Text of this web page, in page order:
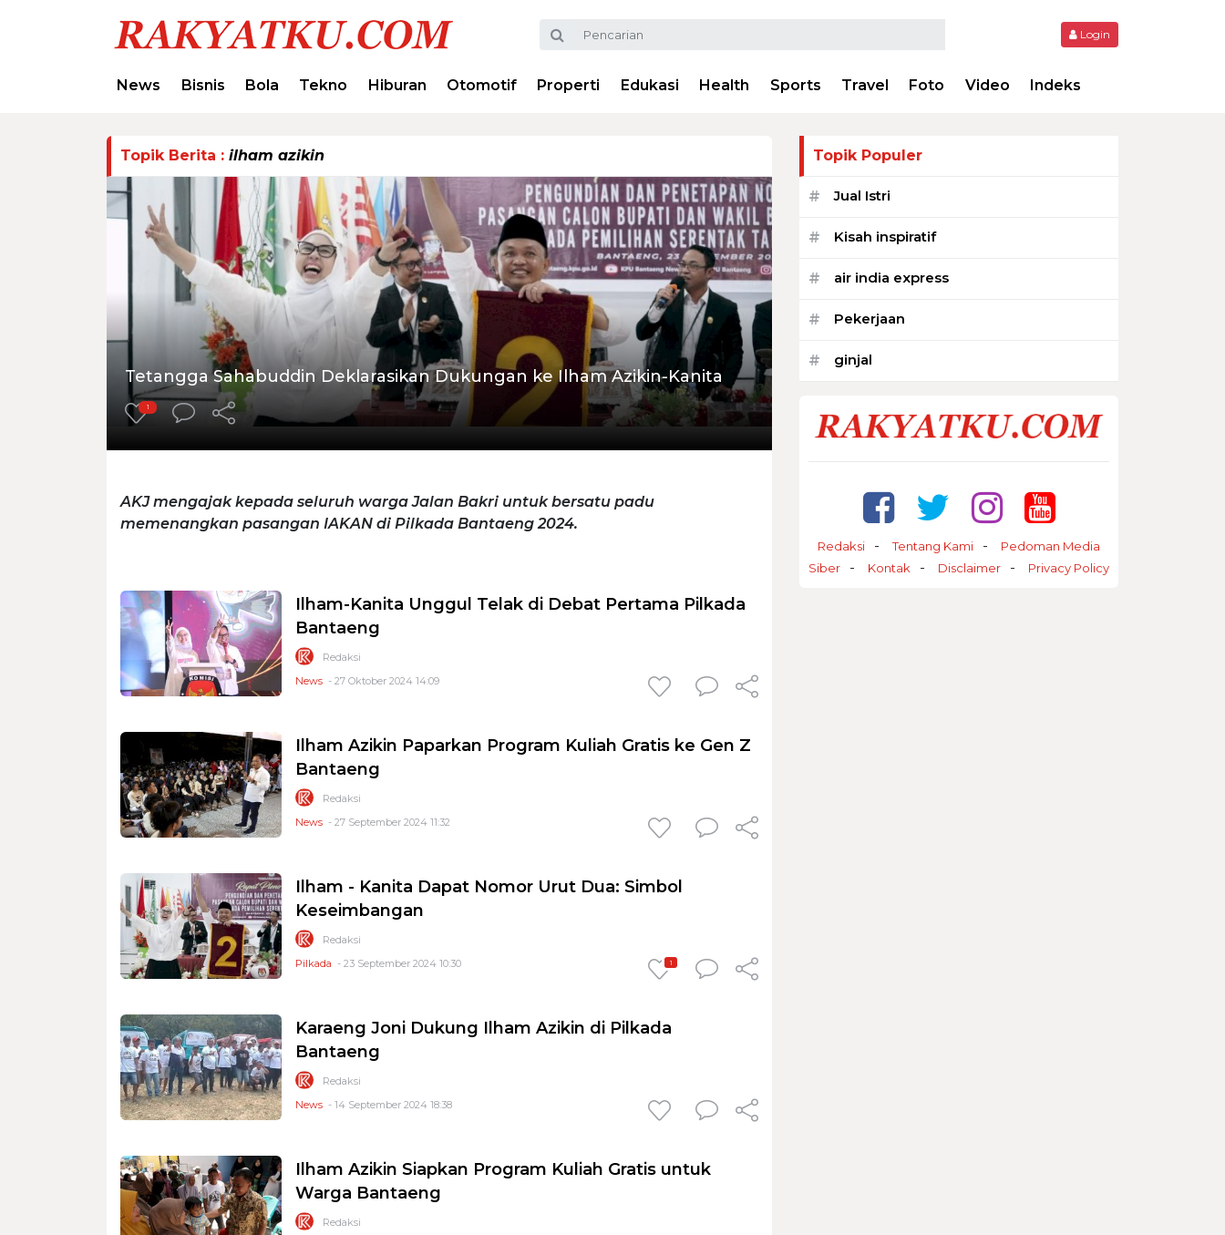
Login
News Bisnis Bola Tekno Hiburan Otomotif Properti Edukasi Health Sports Travel Foto Video Indeks
Topik Berita : ilham azikin
Tetangga Sahabuddin Deklarasikan Dukungan ke Ilham Azikin-Kanita
1
AKJ mengajak kepada seluruh warga Jalan Bakri untuk bersatu padu
memenangkan pasangan IAKAN di Pilkada Bantaeng 2024.
Ilham-Kanita Unggul Telak di Debat Pertama Pilkada
Bantaeng
Redaksi
News - 27 Oktober 2024 14:09
Ilham Azikin Paparkan Program Kuliah Gratis ke Gen Z
Bantaeng
Redaksi
News - 27 September 2024 11:32
Ilham - Kanita Dapat Nomor Urut Dua: Simbol
Keseimbangan
Redaksi
Pilkada - 23 September 2024 10:30 1
Karaeng Joni Dukung Ilham Azikin di Pilkada
Bantaeng
Redaksi
News - 14 September 2024 18:38
Ilham Azikin Siapkan Program Kuliah Gratis untuk
Warga Bantaeng
Redaksi
Topik Populer
# Jual Istri
# Kisah inspiratif
# air india express
# Pekerjaan
# ginjal
Redaksi Tentang Kami
Pedoman Media
Siber
Kontak Disclaimer Privacy Policy